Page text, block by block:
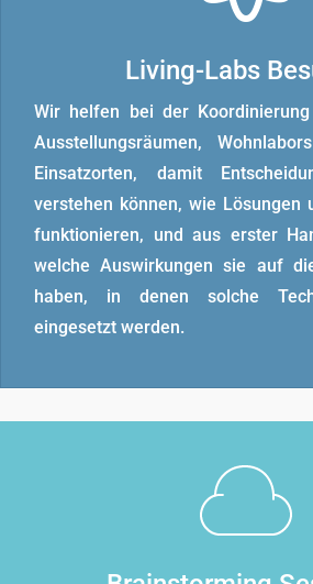
Living-Labs
Wir helfen bei der
Ausstellungsräumen,
Einsatzorten, damit
verstehen können, wie Lösungen
funktionieren, und aus erster
welche Auswirkungen sie auf
haben, in denen solche
eingesetzt werden.